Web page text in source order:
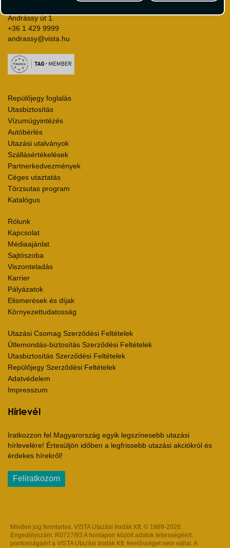
Andrássy út 1.
+36 1 429 9999
andrassy@vista.hu
Repülőjegy foglalás
Utasbiztosítás
Vízumügyintézés
Autóbérlés
Utazási utalványok
Szállásértékelések
Partnerkedvezmények
Céges utaztatás
Törzsutas program
Katalógus
Rólunk
Kapcsolat
Médiaajánlat
Sajtószoba
Viszonteladás
Karrier
Pályázatok
Elismerések és díjak
Környezettudatosság
Utazási Csomag Szerződési Feltételek
Útlemondás-biztosítás Szerződési Feltételek
Utasbiztosítás Szerződési Feltételek
Repülőjegy Szerződési Feltételek
Adatvédelem
Impresszum
Hírlevél
Iratkozzon fel Magyarország egyik legszínesebb utazási
hírlevelére! Értesüljön időben a legfrissebb utazási akciókról és
érdekes hírekről!
Feliratkozom
Minden jog fenntartva. VISTA Utazási Irodák Kft. © 1989-2026.
Engedélyszám: R0727/93 A honlapon közölt adatok teljességéért,
pontosságáért a VISTA Utazási Irodák Kft. felelősséget nem vállal. A